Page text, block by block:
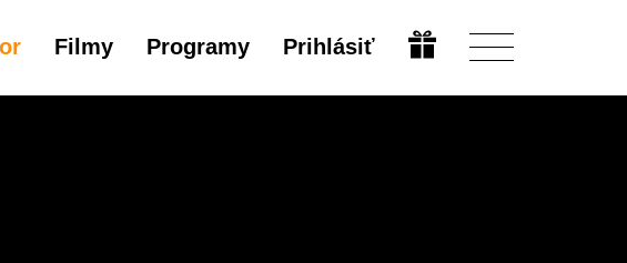
Filmy Programy Prihlásiť